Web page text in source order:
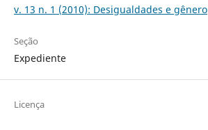
v. 13 n. 1 (2010): Desigualdades e gênero
Seção
Expediente
Licença